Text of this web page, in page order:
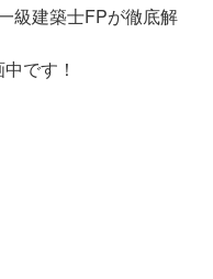
級建築士FPが徹底解
です！